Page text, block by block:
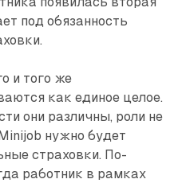
под обязанность
и того же
как единое целое.
они различны, роли не
нужно будет
страховки. По-
работник в рамках